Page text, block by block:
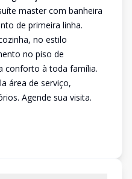
master com banheira
de primeira linha.
no estilo
no piso de
conforto à toda família.
área de serviço,
Agende sua visita.